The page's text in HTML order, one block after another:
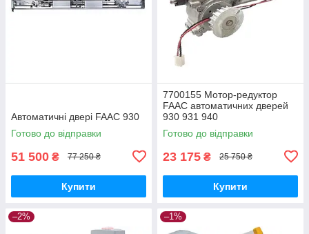
Автоматичні двері FAAC 930
Готово до відправки
51 500 ₴ 77 250 ₴
Купити
7700155 Мотор-редуктор
FAAC автоматичних дверей
930 931 940
Готово до відправки
23 175 ₴ 25 750 ₴
Купити
–2% –1%